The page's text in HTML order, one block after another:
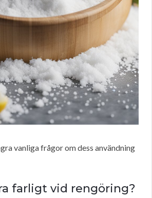
vanliga frågor om dess användning
farligt vid rengöring?